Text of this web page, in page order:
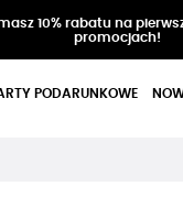
10% rabatu na
promocjach!
PODARUNKOWE